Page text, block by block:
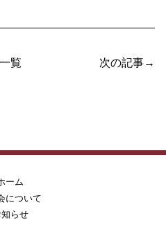
一覧 次の記事→
ーム
について
らせ